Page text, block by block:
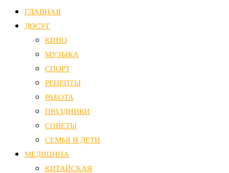
ГЛАВНАЯ
ДОСУГ
КИНО
МУЗЫКА
СПОРТ
РЕЦЕПТЫ
РАБОТА
ПРАЗДНИКИ
СОВЕТЫ
СЕМЬЯ И ДЕТИ
МЕДИЦИНА
КИТАЙСКАЯ